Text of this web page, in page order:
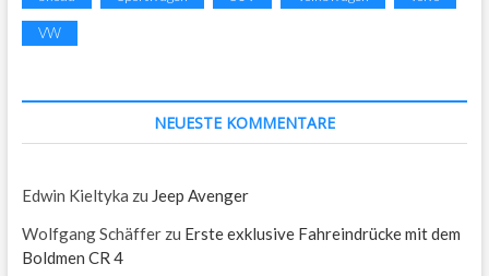
VW
NEUESTE KOMMENTARE
Edwin Kieltyka zu Jeep Avenger
Wolfgang Schäfferzu Erste exklusive Fahreindrücke mit dem
Boldmen CR 4